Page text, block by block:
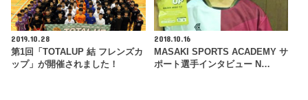
2019.10.28
第1回「TOTALUP 結 フレンズカ
ップ」が開催されました！
2018.10.16
MASAKI SPORTS ACADEMY サ
ポート選手インタビュー N…